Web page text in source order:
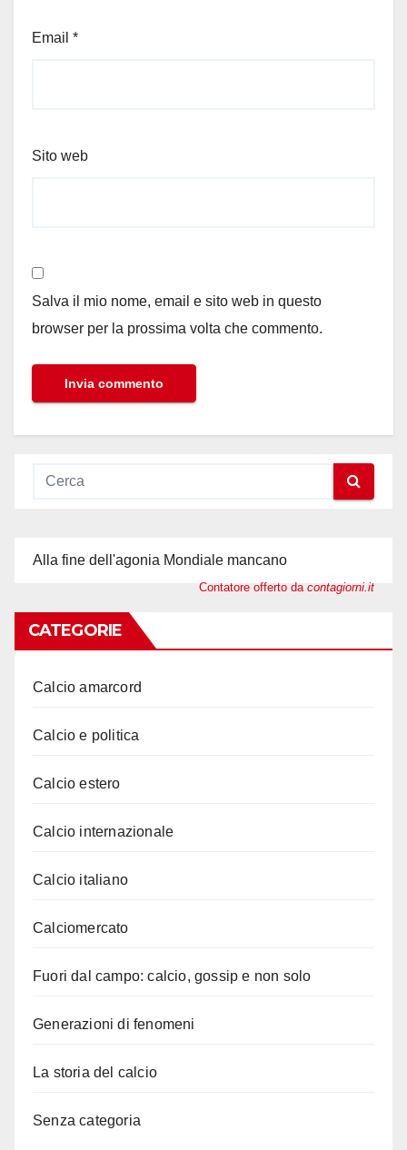
Email *
Sito web
Salva il mio nome, email e sito web in questo
browser per la prossima volta che commento.
Alla fine dell'agonia Mondiale mancano
Contatore offerto da contagiorni.it
CATEGORIE
Calcio amarcord
Calcio e politica
Calcio estero
Calcio internazionale
Calcio italiano
Calciomercato
Fuori dal campo: calcio, gossip e non solo
Generazioni di fenomeni
La storia del calcio
Senza categoria